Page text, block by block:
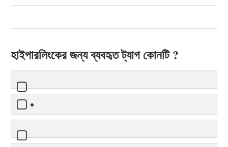
হাইপারলিংকের জন্য ব্যবহৃত ট্যাগ কোনটি ?